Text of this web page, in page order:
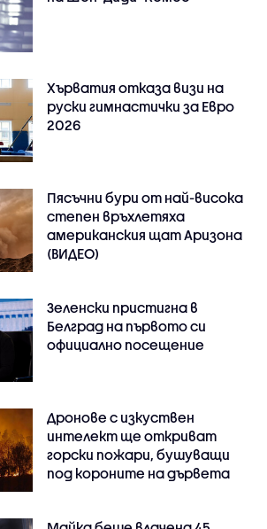
Хърватия отказа визи на
руски гимнастички за Евро
2026
Пясъчни бури от най-висока
степен връхлетяха
американския щат Аризона
(ВИДЕО)
Зеленски пристигна в
Белград на първото си
официално посещение
Дронове с изкуствен
интелект ще откриват
горски пожари, бушуващи
под короните на дървета